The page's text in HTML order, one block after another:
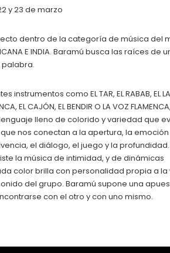
y 23 de marzo
dentro de la categoría de música
E INDIA. Baramú busca las raíces
instrumentos como EL TAR, EL RABAB, EL
EL CAJÓN, EL BENDIR O LA VOZ FLAMENCA,
lleno de colorido y variedad que
nos conectan a la apertura, la
el diálogo, el juego y la profundidad.
la música de intimidad, y de dinámicas
color brilla con personalidad propia a la
del grupo. Baramú supone una
con el otro y con uno mismo.